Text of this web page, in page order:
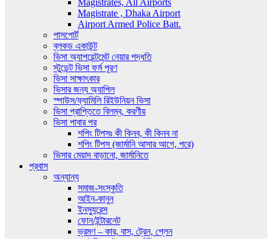
Magistrates, All Airports
Magistrate , Dhaka Airport
Airport Armed Police Batt.
পাসপোর্ট
ব্লকড একাউন্ট
ভিসা অ্যাপয়েন্টমেন্ট নেয়ার পদ্ধতি
স্টুডেন্ট ভিসা ফর্ম পূরণ
ভিসা সাক্ষাৎকার
ভিসার জন্য অ্যাপিল
স্পাউস/ফ্যামিলি রিইউনিয়ন ভিসা
ভিসা প্রাপ্তিতে বিলম্ব, করণীয়
ভিসা পাবার পর
শপিং টিপসঃ কী কিনব, কী কিনব না
শপিং টিপস (জার্মানি আসার আগে, পরে)
ভিসার মেয়াদ বাড়ানো, জার্মানিতে
প্রবাস
অন্যান্য
সমাজ-সংস্কৃতি
আইন-কানুন
ইনস্যুরেন্স
ফোন/ইন্টারনেট
ভ্রমণ – কার, বাস, ট্রেন, প্লেন